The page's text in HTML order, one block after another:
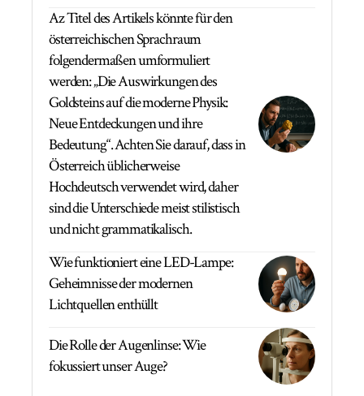
Az Titel des Artikels könnte für den
österreichischen Sprachraum
folgendermaßen umformuliert
werden: „Die Auswirkungen des
Goldsteins auf die moderne Physik:
Neue Entdeckungen und ihre
Bedeutung“. Achten Sie darauf, dass in
Österreich üblicherweise
Hochdeutsch verwendet wird, daher
sind die Unterschiede meist stilistisch
und nicht grammatikalisch.
Wie funktioniert eine LED-Lampe:
Geheimnisse der modernen
Lichtquellen enthüllt
Die Rolle der Augenlinse: Wie
fokussiert unser Auge?